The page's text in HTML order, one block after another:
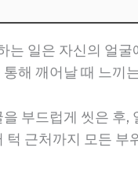
는 일은 자신의 얼
해 깨어날 때 느끼
부드럽게 씻은 후
턱 근처까지 모든